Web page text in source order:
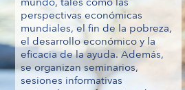
perspectivas económicas
mundiales, el fin de la pobreza,
el desarrollo económico y la
eficacia de la ayuda. Además,
se organizan seminarios,
sesiones informativas